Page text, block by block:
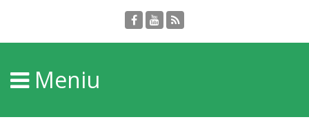
Orașului
Personalități
Meniu